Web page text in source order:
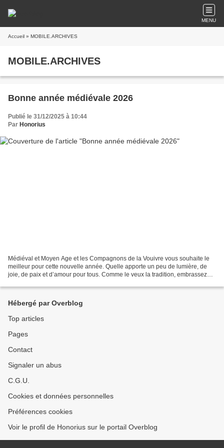
MENU
Accueil » MOBILE.ARCHIVES
MOBILE.ARCHIVES
Bonne année médiévale 2026
Publié le 31/12/2025 à 10:44
Par Honorius
Médiéval et Moyen Age et les Compagnons de la Vouivre vous souhaite le
meilleur pour cette nouvelle année. Quelle apporte un peu de lumière, de
joie, de paix et d’amour pour tous. Comme le veux la tradition, embrassez
Hébergé par Overblog
Top articles
Pages
Contact
Signaler un abus
C.G.U.
Cookies et données personnelles
Préférences cookies
Voir le profil de Honorius sur le portail Overblog